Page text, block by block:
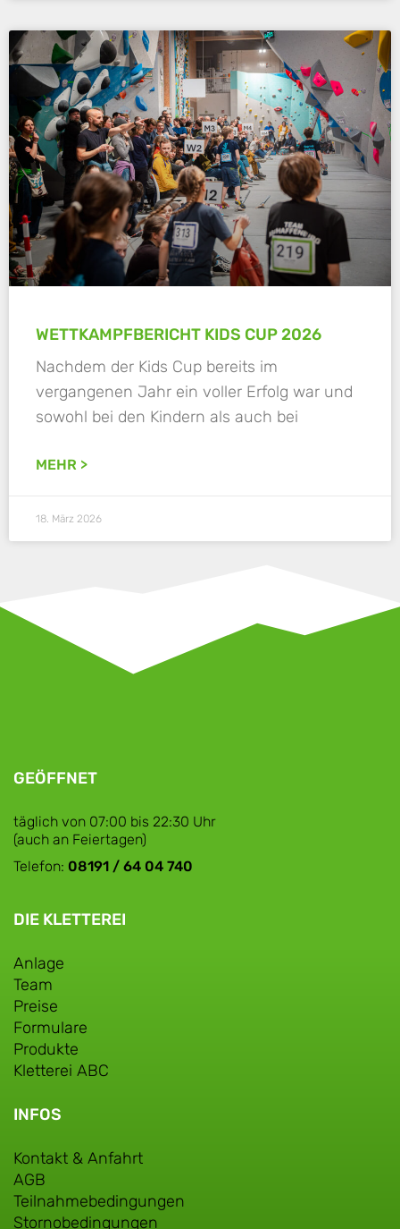
WETTKAMPFBERICHT KIDS CUP 2026
Nachdem der Kids Cup bereits im
vergangenen Jahr ein voller Erfolg war und
sowohl bei den Kindern als auch bei
MEHR >
18. März 2026
GEÖFFNET
täglich von 07:00 bis 22:30 Uhr
(auch an Feiertagen)
Telefon: 08191 / 64 04 740
DIE KLETTEREI
Anlage
Team
Preise
Formulare
Produkte
Kletterei ABC
INFOS
Kontakt & Anfahrt
AGB
Teilnahmebedingungen
Stornobedingungen